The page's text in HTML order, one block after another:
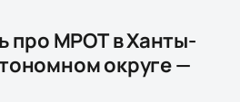
про МРОТ вХанты-
округе —